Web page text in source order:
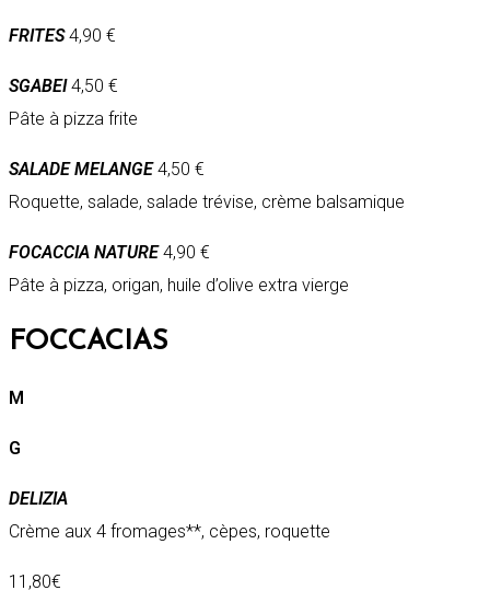
FRITES4,90 €
SGABEI4,50 €
Pâte à pizza frite
SALADE MELANGE4,50 €
Roquette, salade, salade trévise, crème balsamique
FOCACCIA NATURE4,90 €
Pâte à pizza, origan, huile d’olive extra vierge
FOCCACIAS
M
G
DELIZIA​
Crème aux 4 fromages**, cèpes, roquette
11,80€